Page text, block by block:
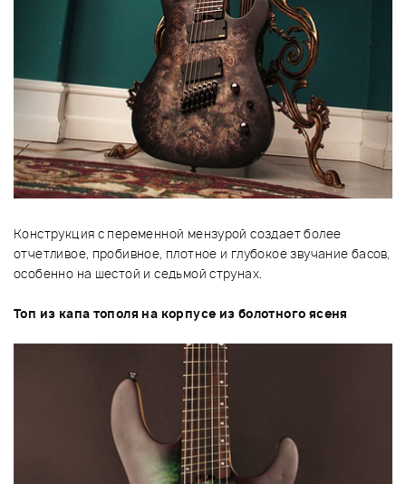
Конструкция с переменной мензурой создает более
отчетливое, пробивное, плотное и глубокое звучание басов,
особенно на шестой и седьмой струнах.
Топ из капа тополя на корпусе из болотного ясеня